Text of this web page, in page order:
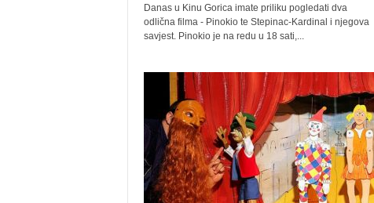
Danas u Kinu Gorica imate priliku pogledati dva
odlična filma - Pinokio te Stepinac-Kardinal i njegova
savjest. Pinokio je na redu u 18 sati,...